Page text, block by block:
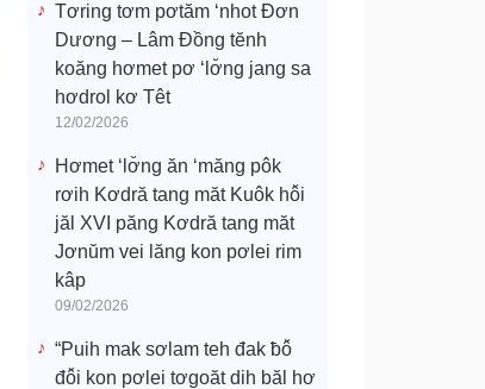
Tơring tơm pơtăm ‘nhot Đơn
Dương – Lâm Đồng tĕnh
koăng hơmet pơ ‘lơ̆ng jang sa
hơdrol kơ Têt
12/02/2026
Hơmet ‘lơ̆ng ăn ‘măng pôk
rơih Kơdră tang măt Kuôk hô̆i
jăl XVI păng Kơdră tang măt
Jơnŭm vei lăng kon pơlei rim
kâp
09/02/2026
“Puih mak sơlam teh đak ƀô̆
đô̆i kon pơlei tơgoăt dih băl hơ